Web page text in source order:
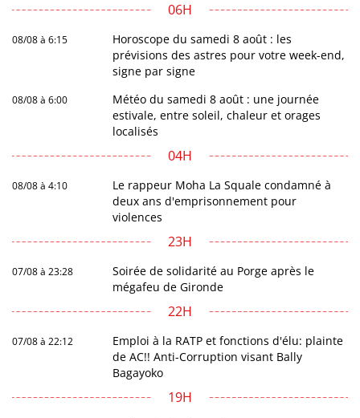
06H
08/08 à 6:15
Horoscope du samedi 8 août : les
prévisions des astres pour votre week-end,
signe par signe
08/08 à 6:00
Météo du samedi 8 août : une journée
estivale, entre soleil, chaleur et orages
localisés
04H
08/08 à 4:10
Le rappeur Moha La Squale condamné à
deux ans d'emprisonnement pour
violences
23H
07/08 à 23:28
Soirée de solidarité au Porge après le
mégafeu de Gironde
22H
07/08 à 22:12
Emploi à la RATP et fonctions d'élu: plainte
de AC!! Anti-Corruption visant Bally
Bagayoko
19H